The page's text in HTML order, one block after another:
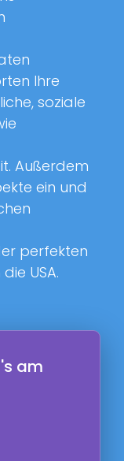
Ihre
soziale
Außerdem
ein und
perfekten
USA.
am